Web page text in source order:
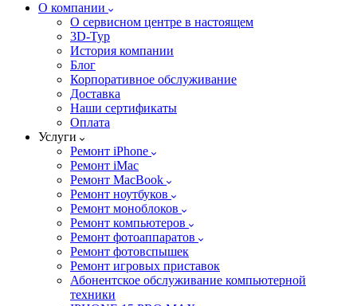
О компании
О сервисном центре в настоящем
3D-Тур
История компании
Блог
Корпоративное обслуживание
Доставка
Наши сертификаты
Оплата
Услуги
Ремонт iPhone
Ремонт iMac
Ремонт MacBook
Ремонт ноутбуков
Ремонт моноблоков
Ремонт компьютеров
Ремонт фотоаппаратов
Ремонт фотовспышек
Ремонт игровых приставок
Абонентское обслуживание компьютерной
техники